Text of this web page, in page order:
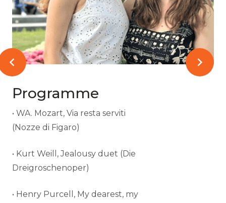
Programme
• WA. Mozart, Via resta serviti
(Nozze di Figaro)
• Kurt Weill, Jealousy duet (Die
Dreigroschenoper)
• Henry Purcell, My dearest, my